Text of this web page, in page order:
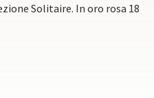
Solitaire. In oro rosa 18